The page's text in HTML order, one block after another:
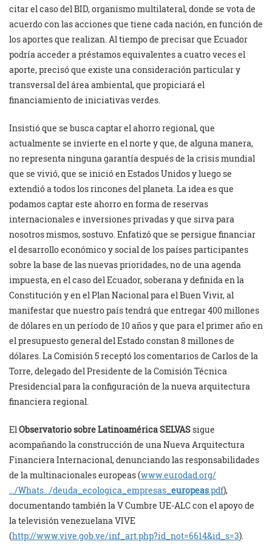
citar el caso del BID, organismo multilateral, donde se vota de
acuerdo con las acciones que tiene cada nación, en función de
los aportes que realizan. Al tiempo de precisar que Ecuador
podría acceder a préstamos equivalentes a cuatro veces el
aporte, precisó que existe una consideración particular y
transversal del área ambiental, que propiciará el
financiamiento de iniciativas verdes.
Insistió que se busca captar el ahorro regional, que
actualmente se invierte en el norte y que, de alguna manera,
no representa ninguna garantía después de la crisis mundial
que se vivió, que se inició en Estados Unidos y luego se
extendió a todos los rincones del planeta. La idea es que
podamos captar este ahorro en forma de reservas
internacionales e inversiones privadas y que sirva para
nosotros mismos, sostuvo. Enfatizó que se persigue financiar
el desarrollo económico y social de los países participantes
sobre la base de las nuevas prioridades, no de una agenda
impuesta, en el caso del Ecuador, soberana y definida en la
Constitución y en el Plan Nacional para el Buen Vivir, al
manifestar que nuestro país tendrá que entregar 400 millones
de dólares en un período de 10 años y que para el primer año en
el presupuesto general del Estado constan 8 millones de
dólares. La Comisión 5 receptó los comentarios de Carlos de la
Torre, delegado del Presidente de la Comisión Técnica
Presidencial para la configuración de la nueva arquitectura
financiera regional.
El Observatorio sobre Latinoamérica SELVASsigue
acompañando la construcción de una Nueva Arquitectura
Financiera Internacional, denunciando las responsabilidades
de la multinacionales europeas (www.eurodad.org/
…/Whats…/deuda_ecologica_empresas_ europeas.pdf),
documentando también la V Cumbre UE-ALC con el apoyo de
la televisión venezuelana VIVE
(http://www.vive.gob.ve/inf_art.php?id_not=6614&id_s=3).